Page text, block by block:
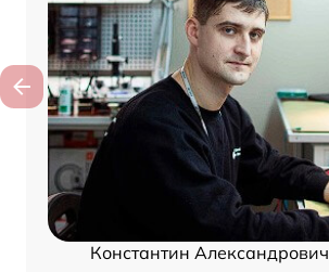
Константин